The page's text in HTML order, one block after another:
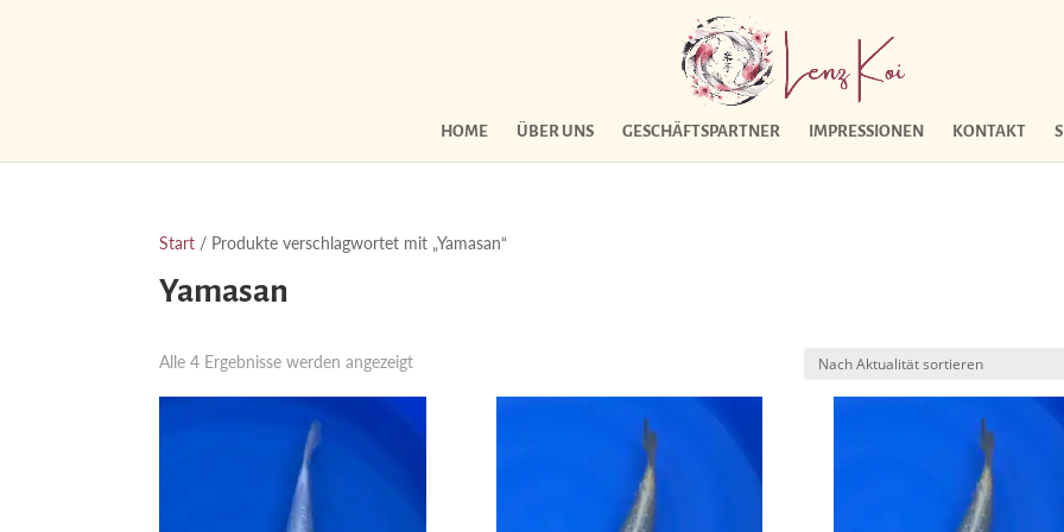
HOME ÜBER UNS GESCHÄFTSPARTNER IMPRESSIONEN KONTAKT
Start / Produkte verschlagwortet mit „Yamasan“
Yamasan
Alle 4 Ergebnisse werden angezeigtNach